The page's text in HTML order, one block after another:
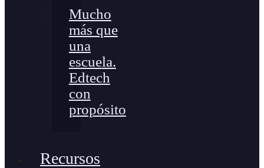
Mucho
más que
una
escuela.
Edtech
con
propósito
Recursos